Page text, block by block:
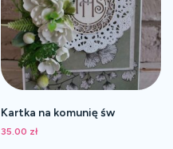
Kartka na komunię św
35.00 zł